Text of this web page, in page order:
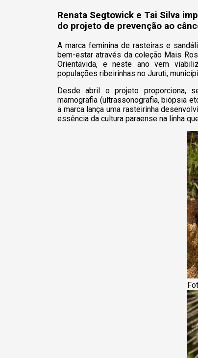
Renata Segtowick e Tai Silva
do projeto de prevenção ao
A marca feminina de rasteiras e
bem-estar através da coleção Mais
Orientavida, e neste ano vem
populações ribeirinhas no Juruti,
Desde abril o projeto proporciona,
mamografia (ultrassonografia, biópsia
a marca lança uma rasteirinha
essência da cultura paraense na linha